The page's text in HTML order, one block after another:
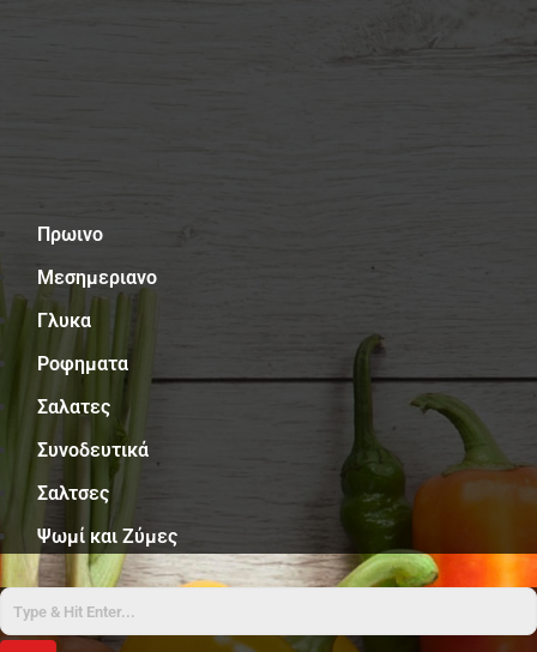
ΜενούΠρωινο
Μεσημεριανο
Γλυκα
Ροφηματα
Σαλατες
Συνοδευτικά
Σαλτσες
Ψωμί και Ζύμες